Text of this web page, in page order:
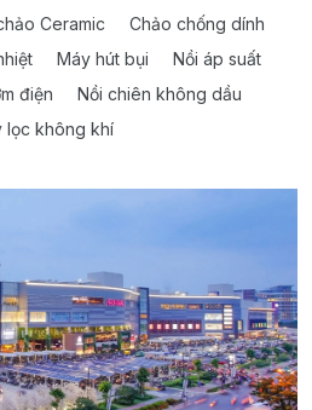
Ceramic
Chảo chống dính
Máy hút bụi
Nồi áp suất
điện
Nồi chiên không dầu
lọc không khí